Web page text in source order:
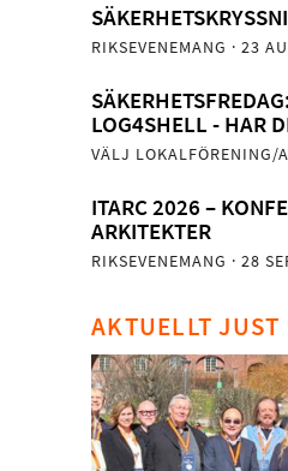
RIKSEVENEMANG · 23
LOG4SHELL - HAR
VÄLJ LOKALFÖRENING/
ITARC 2026 –
ARKITEKTER
RIKSEVENEMANG · 28
AKTUELLT JUST